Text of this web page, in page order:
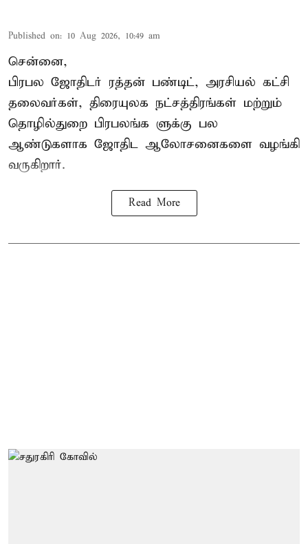
Published on: 10 Aug 2026, 10:49 am
சென்னை,
பிரபல ஜோதிடர் ரத்தன் பண்டிட், அரசியல் கட்சி
தலைவர்கள், திரையுலக நட்சத்திரங்கள் மற்றும்
தொழில்துறை பிரபலங்க ளுக்கு பல
ஆண்டுகளாக ஜோதிட ஆலோசனைகளை வழங்கி
வருகிறார்.
Read More